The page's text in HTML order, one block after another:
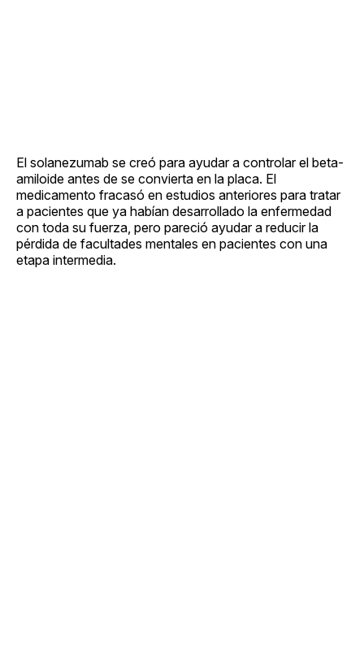
El solanezumab se creó para ayudar a controlar el beta-
amiloide antes de se convierta en la placa. El
medicamento fracasó en estudios anteriores para tratar
a pacientes que ya habían desarrollado la enfermedad
con toda su fuerza, pero pareció ayudar a reducir la
pérdida de facultades mentales en pacientes con una
etapa intermedia.